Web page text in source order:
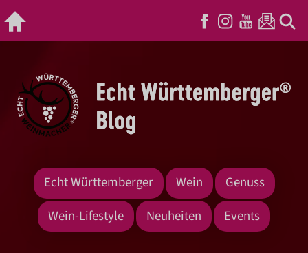
Echt Württemberger Wein
Genuss
Wein-Lifestyle
Neuheiten Events